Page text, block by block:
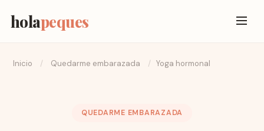
holapeques
Inicio / Quedarme embarazada / Yoga hormonal
QUEDARME EMBARAZADA